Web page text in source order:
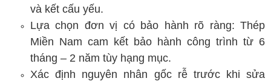
và kết cấu yếu.
Lựa chọn đơn vị có bảo hành rõ ràng: Thép
Miền Nam cam kết bảo hành công trình từ 6
tháng – 2 năm tùy hạng mục.
Xác định nguyên nhân gốc rễ trước khi sửa